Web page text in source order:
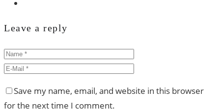
Leave a reply
Save my name, email, and website in this browser
for the next time I comment.